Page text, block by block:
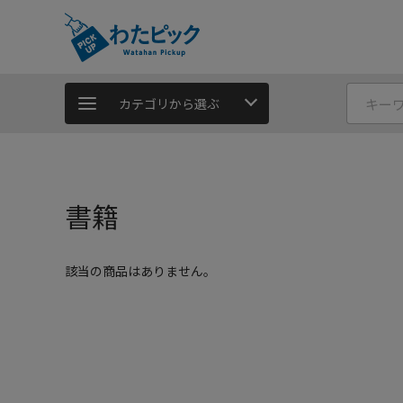
カテゴリから選ぶ
書籍
該当の商品はありません。